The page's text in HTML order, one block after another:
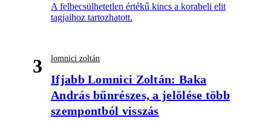
A felbecsülhetetlen értékű kincs a korabeli elit
tagjaihoz tartozhatott.
3 lomnici zoltán
Ifjabb Lomnici Zoltán: Baka
András bűnrészes, a jelölése több
szempontból visszás